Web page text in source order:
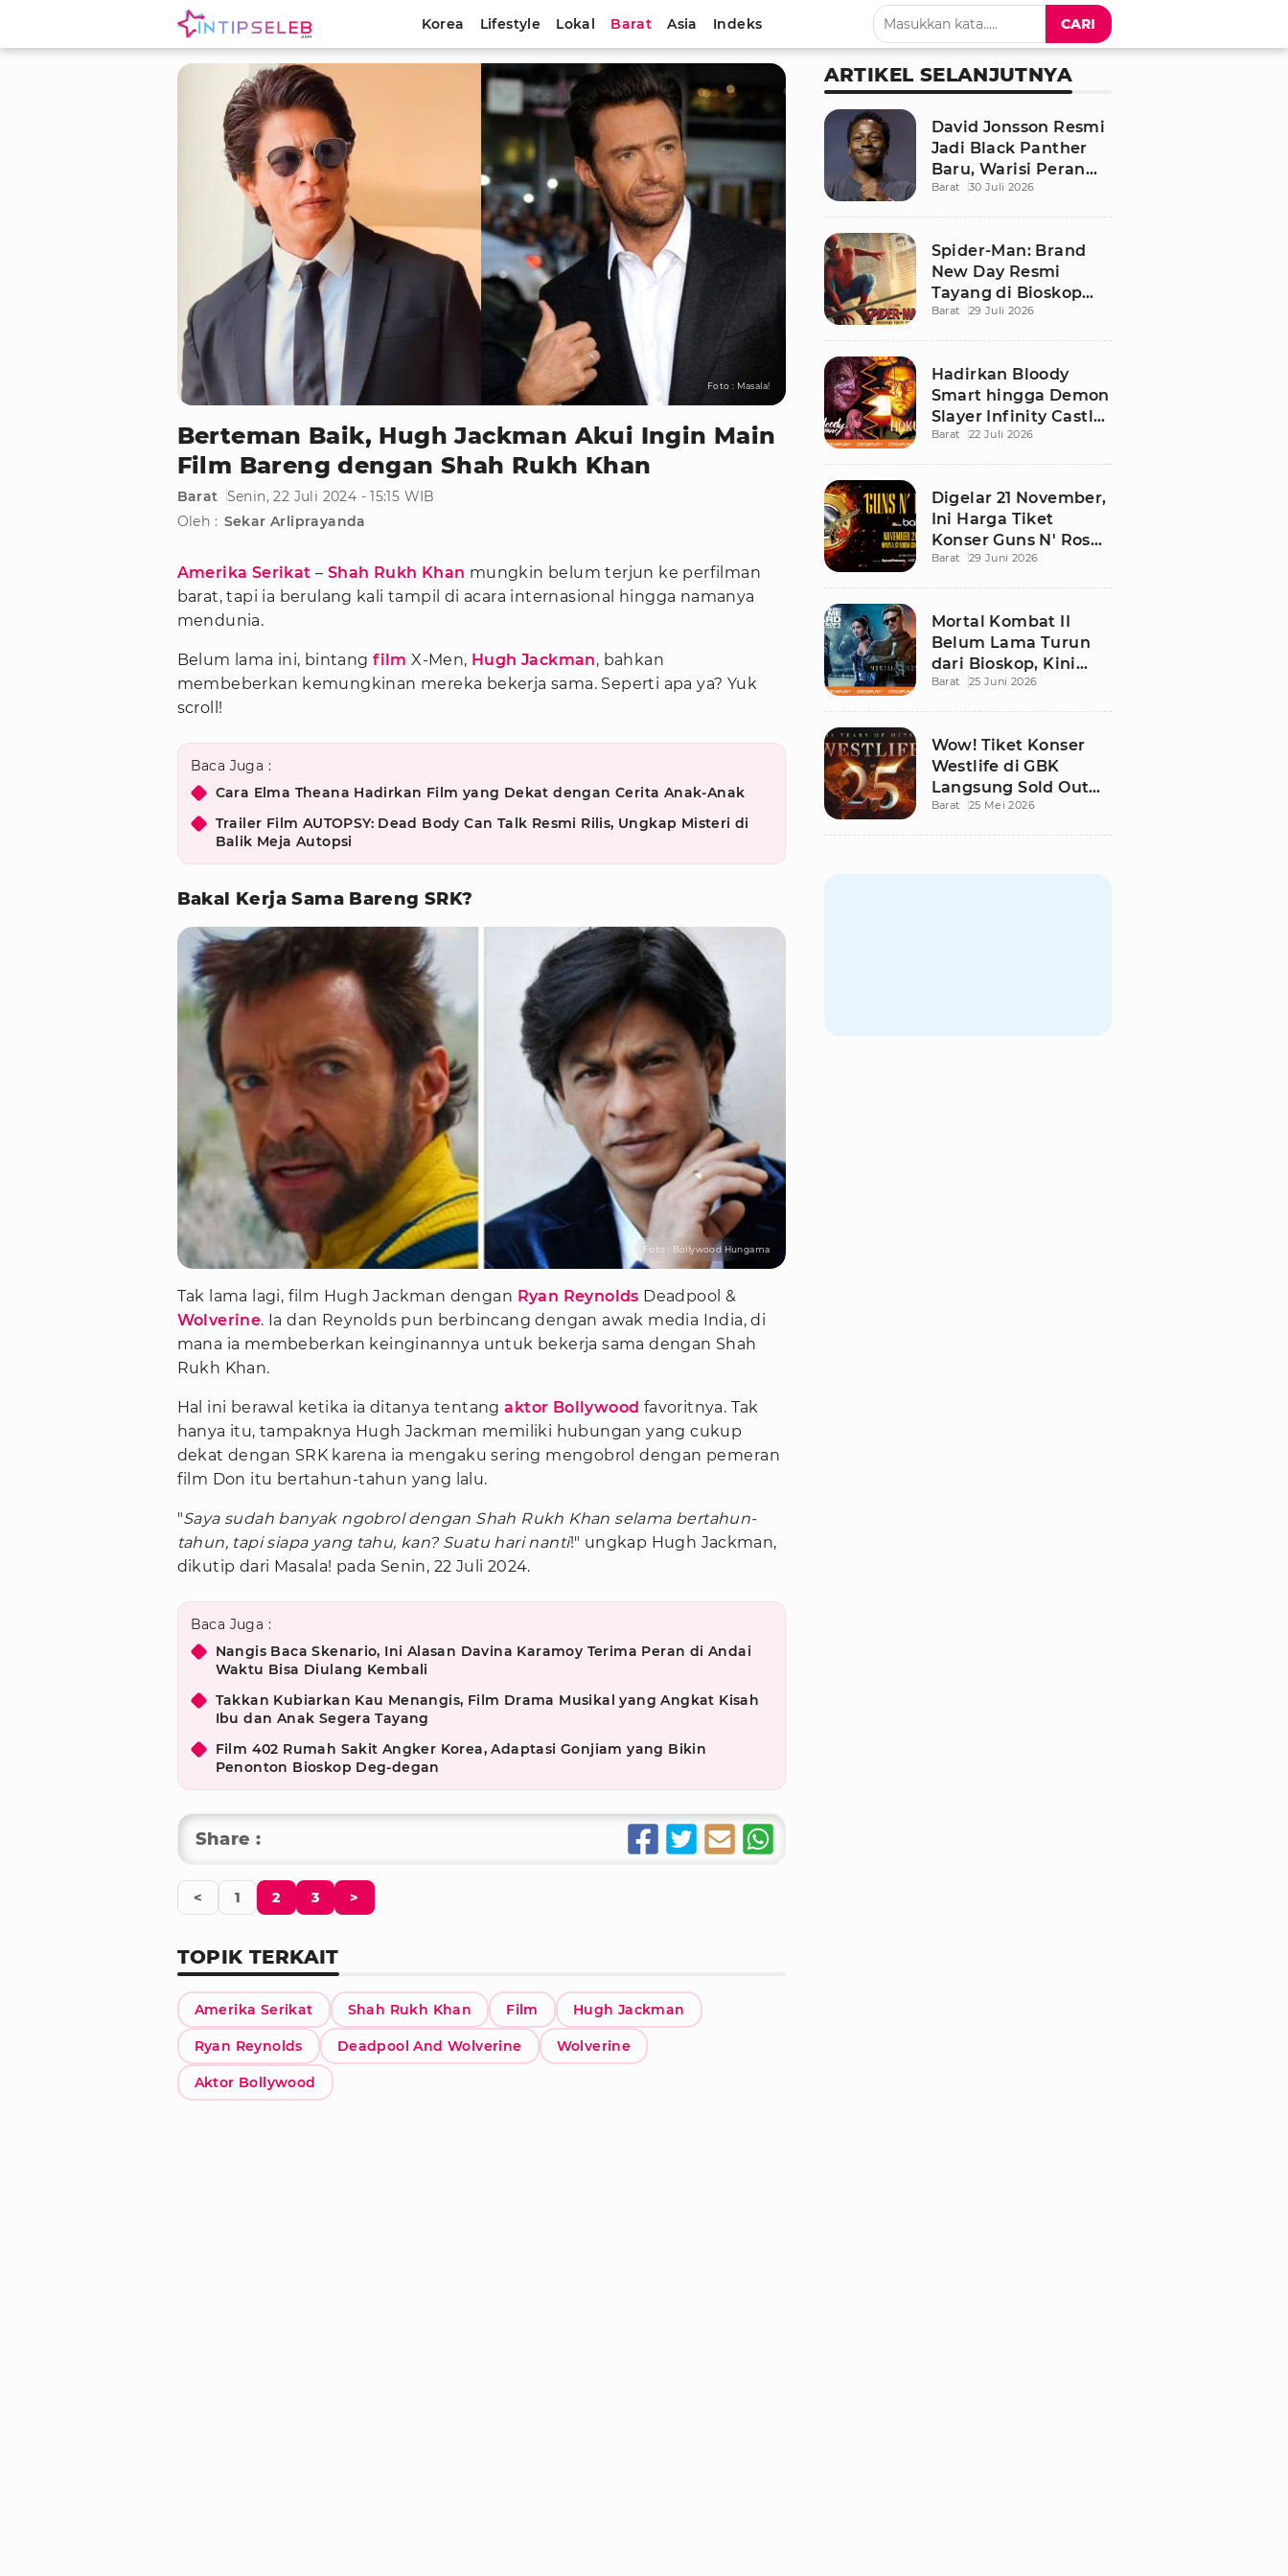
Korea Lifestyle Lokal Barat Asia Indeks CARI
Foto : Masala!
Berteman Baik, Hugh Jackman Akui Ingin Main
Film Bareng dengan Shah Rukh Khan
Barat Senin, 22 Juli 2024 - 15:15 WIB
Oleh : Sekar Arliprayanda
Amerika Serikat – Shah Rukh Khan mungkin belum terjun ke perfilman
barat, tapi ia berulang kali tampil di acara internasional hingga namanya
mendunia.
Belum lama ini, bintangfilm X-Men, Hugh Jackman, bahkan
membeberkan kemungkinan mereka bekerja sama. Seperti apa ya? Yuk
scroll!
Baca Juga :
Cara Elma Theana Hadirkan Film yang Dekat dengan Cerita Anak-Anak
Trailer Film AUTOPSY: Dead Body Can Talk Resmi Rilis, Ungkap Misteri di
Balik Meja Autopsi
Bakal Kerja Sama Bareng SRK?
Foto : Bollywood Hungama
Tak lama lagi, film Hugh Jackman dengan Ryan Reynolds Deadpool &
Wolverine. Ia dan Reynolds pun berbincang dengan awak media India, di
mana ia membeberkan keinginannya untuk bekerja sama dengan Shah
Rukh Khan.
Hal ini berawal ketika ia ditanya tentangaktor Bollywood favoritnya. Tak
hanya itu, tampaknya Hugh Jackman memiliki hubungan yang cukup
dekat dengan SRK karena ia mengaku sering mengobrol dengan pemeran
film Don itu bertahun-tahun yang lalu.
"Saya sudah banyak ngobrol dengan Shah Rukh Khan selama bertahun-
tahun, tapi siapa yang tahu, kan? Suatu hari nanti!" ungkap Hugh Jackman,
dikutip dari Masala! pada Senin, 22 Juli 2024.
Baca Juga :
Nangis Baca Skenario, Ini Alasan Davina Karamoy Terima Peran di Andai
Waktu Bisa Diulang Kembali
Takkan Kubiarkan Kau Menangis, Film Drama Musikal yang Angkat Kisah
Ibu dan Anak Segera Tayang
Film 402 Rumah Sakit Angker Korea, Adaptasi Gonjiam yang Bikin
Penonton Bioskop Deg-degan
Share :
< 1 2 3 >
TOPIK TERKAIT
Amerika Serikat Shah Rukh Khan Film Hugh Jackman
Ryan Reynolds Deadpool And Wolverine Wolverine
Aktor Bollywood
ARTIKEL SELANJUTNYA
David Jonsson Resmi
Jadi Black Panther
Baru, Warisi Peran
T'Challa di Black
Barat 30 Juli 2026
Spider-Man: Brand
New Day Resmi
Tayang di Bioskop
Indonesia, Ini
Barat 29 Juli 2026
Hadirkan Bloody
Smart hingga Demon
Slayer Infinity Castle,
Ini Daftar Tontonan
Barat 22 Juli 2026
Digelar 21 November,
Ini Harga Tiket
Konser Guns N' Roses
di Stadion Madya
Barat 29 Juni 2026
Mortal Kombat II
Belum Lama Turun
dari Bioskop, Kini
Sudah Bisa Ditonton
Barat 25 Juni 2026
Wow! Tiket Konser
Westlife di GBK
Langsung Sold Out
Kurang dari 12 Jam
Barat 25 Mei 2026